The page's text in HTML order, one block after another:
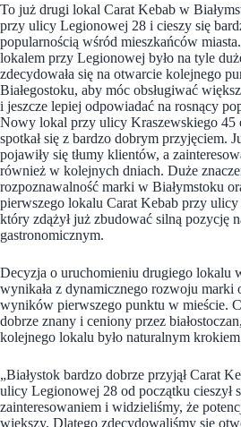
To już drugi lokal Carat Kebab w
przy ulicy Legionowej 28 i cieszy się
popularnością wśród mieszkańców
lokalem przy Legionowej było na tyle
zdecydowała się na otwarcie kolejnego
Białegostoku, aby móc obsługiwać
i jeszcze lepiej odpowiadać na rosnący
Nowy lokal przy ulicy Kraszewskiego 45
spotkał się z bardzo dobrym przyjęciem.
pojawiły się tłumy klientów, a
również w kolejnych dniach. Duże
rozpoznawalność marki w Białymstoku
pierwszego lokalu Carat Kebab przy
który zdążył już zbudować silną pozycję
gastronomicznym.
Decyzja o uruchomieniu drugiego lokalu
wynikała z dynamicznego rozwoju marki
wyników pierwszego punktu w mieście.
dobrze znany i ceniony przez
kolejnego lokalu było naturalnym
„Białystok bardzo dobrze przyjął Carat
ulicy Legionowej 28 od początku cieszył
zainteresowaniem i widzieliśmy, że
większy. Dlatego zdecydowaliśmy się